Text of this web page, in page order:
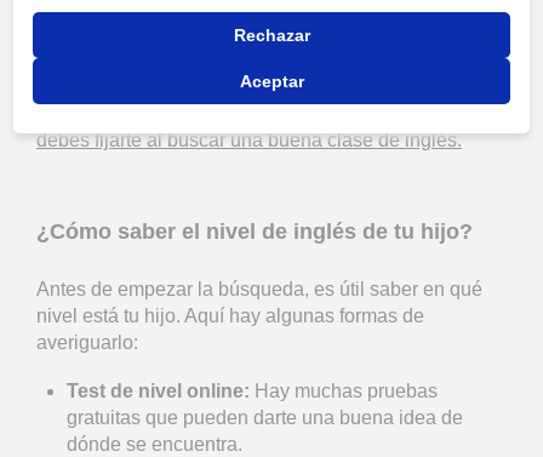
hijo. No todos aprenden al mismo ritmo, y eso está
Para más información sobre cómo seleccionar a la
debes fijarte al buscar una buena clase de inglés.
¿Cómo saber el nivel de inglés de tu hijo?
Antes de empezar la búsqueda, es útil saber en qué
nivel está tu hijo. Aquí hay algunas formas de
averiguarlo:
Test de nivel online: Hay muchas pruebas
gratuitas que pueden darte una buena idea de
dónde se encuentra.
Rechazar
Aceptar